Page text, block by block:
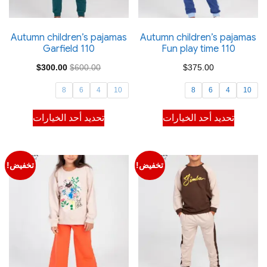
على
صفحة
المنتج
على
صفحة
Autumn children’s pajamas
Fun play time 110
$375.00
10
4
6
8
تحديد أحد الخيارات
هناك
العديد
الأشكال
المختلفة
Autumn children’s pajamas
Garfield 110
$600.00
السعر
الأصلي
هو:
$300.00 السعر
$300.00.
10
4
6
8
تحديد أحد الخيارات
هناك
العديد
الأشكال
المختلفة
تخفيض! تخفيض!